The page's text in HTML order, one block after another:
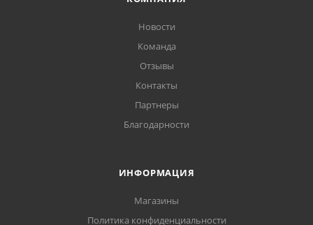
Новости
Команда
Отзывы
Контакты
Партнеры
Благодарности
ИНФОРМАЦИЯ
Магазины
Политика конфиденциальности